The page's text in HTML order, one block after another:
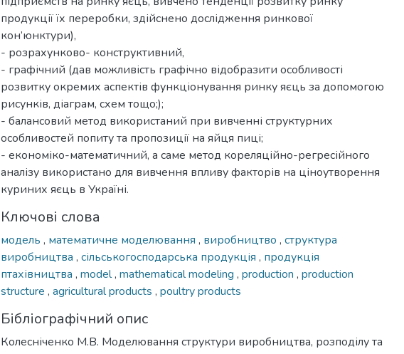
продукції їх переробки, здійснено дослідження ринкової
кон’юнктури),
- розрахунково- конструктивний,
- графічний (дав можливість графічно відобразити особливості
розвитку окремих аспектів функціонування ринку яєць за допомогою
рисунків, діаграм, схем тощо;);
- балансовий метод використаний при вивченні структурних
особливостей попиту та пропозиції на яйця пиці;
- економіко-математичний, а саме метод кореляційно-регресійного
аналізу використано для вивчення впливу факторів на ціноутворення
куриних яєць в Україні.
Ключові слова
модель , математичне моделювання , виробництво , структура
виробництва , сільськогосподарська продукція , продукція
птахівництва , model, mathematical modeling , production , production
structure , agricultural products , poultry products
Бібліографічний опис
Колесніченко М.В. Моделювання структури виробництва, розподілу та